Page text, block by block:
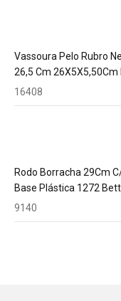
Vassoura Pelo Rubro
26,5 Cm 26X5X5,50Cm
369 C/Cabo
16408
Rodo Borracha 29Cm
Base Plástica 1272
127040
9140